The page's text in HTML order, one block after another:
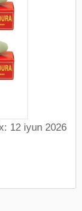
12 iyun 2026